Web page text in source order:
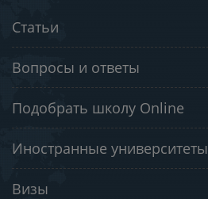
Статьи
Вопросы и ответы
Подобрать школу Online
Иностранные университеты
Визы